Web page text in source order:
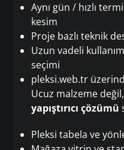
Aynı gün / hızlı
kesim
Proje bazlı teknik
Uzun vadeli
seçimi
pleksi.web.tr
Ucuz malzeme
yapıştırıcı çözümü
Pleksi tabela ve